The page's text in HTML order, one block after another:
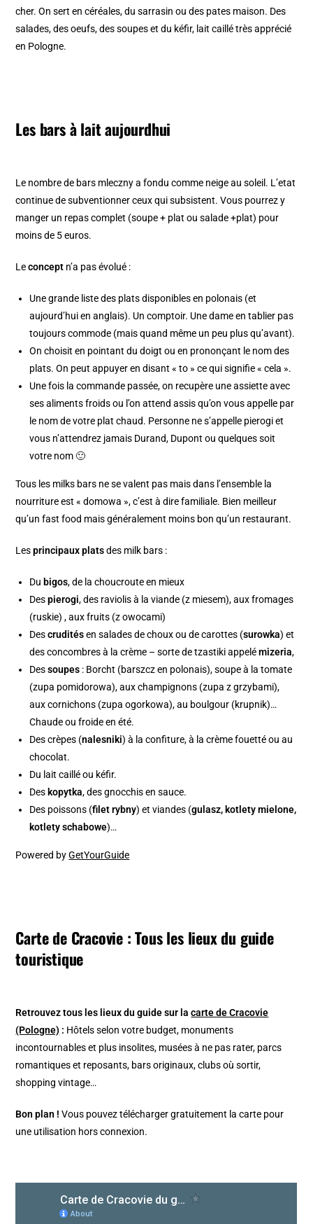
cher. On sert en céréales, du sarrasin ou des pates maison. Des
salades, des oeufs, des soupes et du kéfir, lait caillé très apprécié
en Pologne.
Les bars à lait aujourdhui
Le nombre de bars mleczny a fondu comme neige au soleil. L’etat
continue de subventionner ceux qui subsistent. Vous pourrez y
manger un repas complet (soupe + plat ou salade +plat) pour
moins de 5 euros.
Leconcept n’a pas évolué :
Une grande liste des plats disponibles en polonais (et
aujourd’hui en anglais). Un comptoir. Une dame en tablier pas
toujours commode (mais quand même un peu plus qu’avant).
On choisit en pointant du doigt ou en prononçant le nom des
plats. On peut appuyer en disant « to » ce qui signifie « cela ».
Une fois la commande passée, on recupère une assiette avec
ses aliments froids ou l’on attend assis qu’on vous appelle par
le nom de votre plat chaud. Personne ne s’appelle pierogi et
vous n’attendrez jamais Durand, Dupont ou quelques soit
votre nom 🙂
Tous les milks bars ne se valent pas mais dans l’ensemble la
nourriture est « domowa », c’est à dire familiale. Bien meilleur
qu’un fast food mais généralement moins bon qu’un restaurant.
Lesprincipaux platsdes milk bars :
Du bigos, de la choucroute en mieux
Despierogi, des raviolis à la viande (z miesem), aux fromages
(ruskie) , aux fruits (z owocami)
Descruditésen salades de choux ou de carottes (surowka) et
des concombres à la crème – sorte de tzastiki appelémizeria,
Dessoupes : Borcht (barszcz en polonais), soupe à la tomate
(zupa pomidorowa), aux champignons (zupa z grzybami),
aux cornichons (zupa ogorkowa), au boulgour (krupnik)…
Chaude ou froide en été.
Des crèpes (nalesniki) à la confiture, à la crème fouetté ou au
chocolat.
Du lait caillé ou kéfir.
Des kopytka, des gnocchis en sauce.
Des poissons (filet rybny) et viandes (gulasz, kotlety mielone,
kotlety schabowe)…
Powered byGetYourGuide
Carte de Cracovie : Tous les lieux du guide
touristique
Retrouvez tous les lieux du guide sur lacarte de Cracovie
(Pologne) : Hôtels selon votre budget, monuments
incontournables et plus insolites, musées à ne pas rater, parcs
romantiques et reposants, bars originaux, clubs où sortir,
shopping vintage…
Bon plan ! Vous pouvez télécharger gratuitement la carte pour
une utilisation hors connexion.